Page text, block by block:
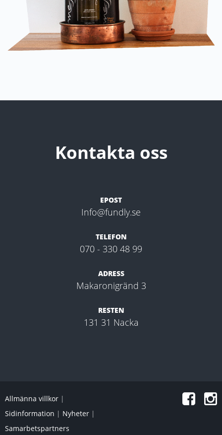
Kontakta oss
EPOST
Info@fundly.se
TELEFON
070 - 330 48 99
ADRESS
Makaronigränd 3
RESTEN
131 31 Nacka
Allmänna villkor |
Sidinformation | Nyheter |
Samarbetspartners